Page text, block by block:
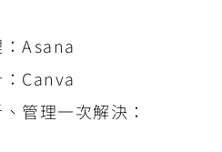
Asana
Canva
管理一次解決：